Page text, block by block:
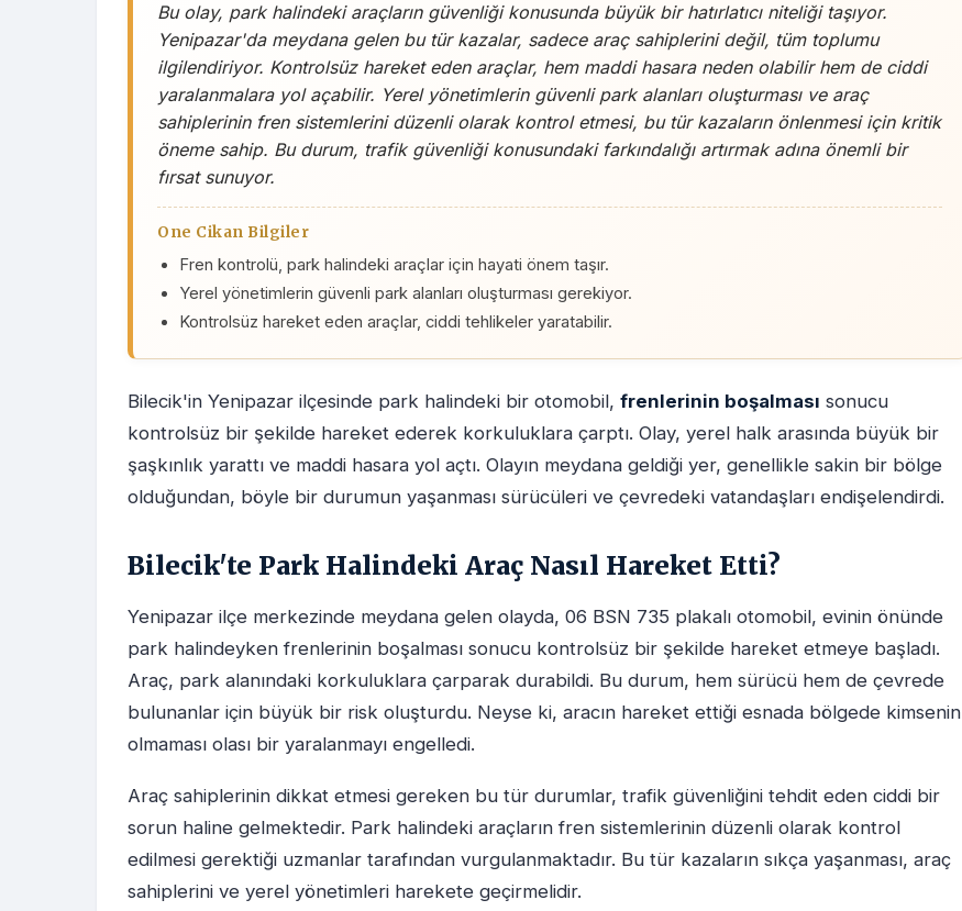
Bu olay, park halindeki araçların güvenliği konusunda büyük bir hatırlatıcı niteliği taşıyor.
Yenipazar'da meydana gelen bu tür kazalar, sadece araç sahiplerini değil, tüm toplumu
ilgilendiriyor. Kontrolsüz hareket eden araçlar, hem maddi hasara neden olabilir hem de ciddi
yaralanmalara yol açabilir. Yerel yönetimlerin güvenli park alanları oluşturması ve araç
sahiplerinin fren sistemlerini düzenli olarak kontrol etmesi, bu tür kazaların önlenmesi için kritik
öneme sahip. Bu durum, trafik güvenliği konusundaki farkındalığı artırmak adına önemli bir
fırsat sunuyor.
One Cikan Bilgiler
Fren kontrolü, park halindeki araçlar için hayati önem taşır.
Yerel yönetimlerin güvenli park alanları oluşturması gerekiyor.
Kontrolsüz hareket eden araçlar, ciddi tehlikeler yaratabilir.
Bilecik'in Yenipazar ilçesinde park halindeki bir otomobil, frenlerinin boşalması sonucu
kontrolsüz bir şekilde hareket ederek korkuluklara çarptı. Olay, yerel halk arasında büyük bir
şaşkınlık yarattı ve maddi hasara yol açtı. Olayın meydana geldiği yer, genellikle sakin bir bölge
olduğundan, böyle bir durumun yaşanması sürücüleri ve çevredeki vatandaşları endişelendirdi.
Bilecik'te Park Halindeki Araç Nasıl Hareket Etti?
Yenipazar ilçe merkezinde meydana gelen olayda, 06 BSN 735 plakalı otomobil, evinin önünde
park halindeyken frenlerinin boşalması sonucu kontrolsüz bir şekilde hareket etmeye başladı.
Araç, park alanındaki korkuluklara çarparak durabildi. Bu durum, hem sürücü hem de çevrede
bulunanlar için büyük bir risk oluşturdu. Neyse ki, aracın hareket ettiği esnada bölgede kimsenin
olmaması olası bir yaralanmayı engelledi.
Araç sahiplerinin dikkat etmesi gereken bu tür durumlar, trafik güvenliğini tehdit eden ciddi bir
sorun haline gelmektedir. Park halindeki araçların fren sistemlerinin düzenli olarak kontrol
edilmesi gerektiği uzmanlar tarafından vurgulanmaktadır. Bu tür kazaların sıkça yaşanması, araç
sahiplerini ve yerel yönetimleri harekete geçirmelidir.